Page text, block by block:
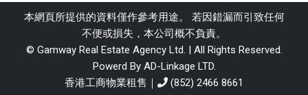
本網頁所提供的資料僅作參考用途。 若因錯漏而引致任何
不便或損失，本公司概不負責。
© Gamway Real Estate Agency Ltd. | All Rights Reserved.
Powerd By AD-Linkage LTD.
香港工商物業租售｜
(852) 2466 8661